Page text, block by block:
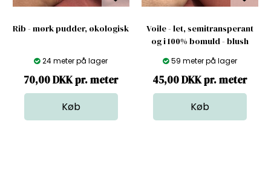
Rib - mørk pudder, økologisk
24 meter på lager
70,00 DKK pr. meter
Voile - let, semitransperant
og i 100% bomuld - blush
59 meter på lager
45,00 DKK pr. meter